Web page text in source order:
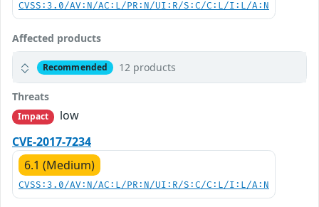
CVSS:3.0/AV:N/AC:L/PR:N/UI:R/S:C/C:L/I:L/A:N
Affected products
Recommended 12 products
Threats
Impact
low
CVE-2017-7234
6.1 (Medium)
CVSS:3.0/AV:N/AC:L/PR:N/UI:R/S:C/C:L/I:L/A:N